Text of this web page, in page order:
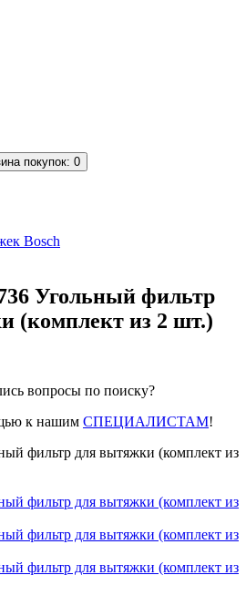
покупок: 0
Bosch
Угольный фильтр
(комплект из 2 шт.)
вопросы по поиску?
к нашим СПЕЦИАЛИСТАМ!